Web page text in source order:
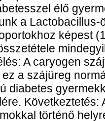
élő
a
képest
A caryogen
a szájüreg
diabetes
Következtetés:
történő